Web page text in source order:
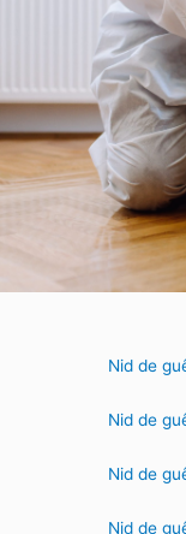
Nid de
Nid de
Nid de
Nid de